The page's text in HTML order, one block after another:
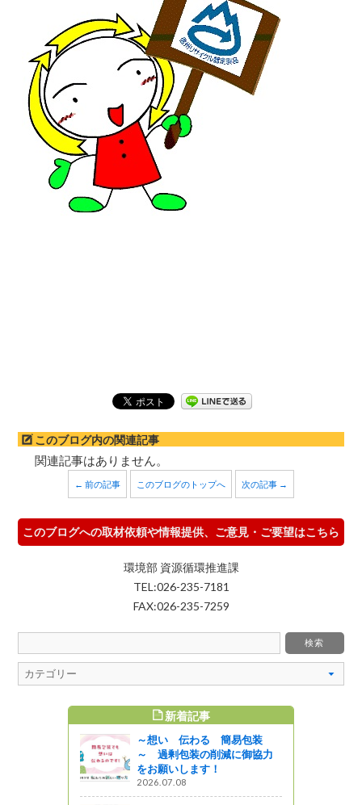
このブログ内の関連記事
関連記事はありません。
← 前の記事 このブログのトップへ 次の記事 →
このブログへの取材依頼や情報提供、ご意見・ご要望はこちら
環境部 資源循環推進課
TEL:026-235-7181
FAX:026-235-7259
新着記事
～想い 伝わる 簡易包装
～ 過剰包装の削減に御協力
をお願いします！
2026.07.08